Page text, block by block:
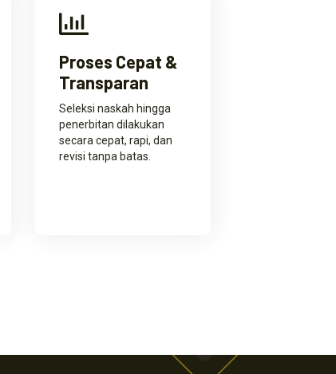
Proses Cepat &
Transparan
Seleksi naskah hingga
penerbitan dilakukan
secara cepat, rapi, dan
revisi tanpa batas.